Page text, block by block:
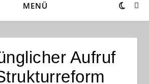
MENÜ
Aufruf